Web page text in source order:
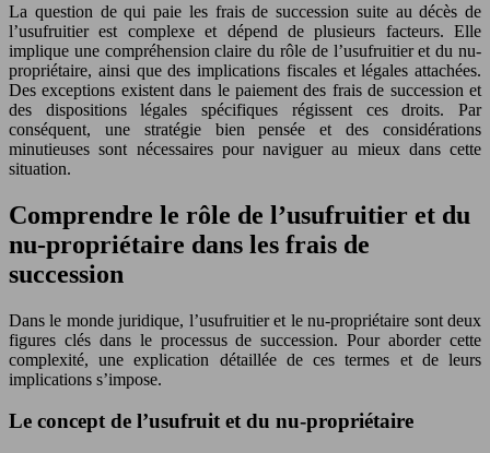
La question de qui paie les frais de succession suite au décès de
l’usufruitier est complexe et dépend de plusieurs facteurs. Elle
implique une compréhension claire du rôle de l’usufruitier et du nu-
propriétaire, ainsi que des implications fiscales et légales attachées.
Des exceptions existent dans le paiement des frais de succession et
des dispositions légales spécifiques régissent ces droits. Par
conséquent, une stratégie bien pensée et des considérations
minutieuses sont nécessaires pour naviguer au mieux dans cette
situation.
Comprendre le rôle de l’usufruitier et du
nu-propriétaire dans les frais de
succession
Dans le monde juridique, l’usufruitier et le nu-propriétaire sont deux
figures clés dans le processus de succession. Pour aborder cette
complexité, une explication détaillée de ces termes et de leurs
implications s’impose.
Le concept de l’usufruit et du nu-propriétaire